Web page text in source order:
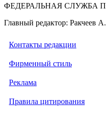
ФЕДЕРАЛЬНАЯ СЛУЖБА
Главный редактор: Ракчеев
Контакты редакции
Фирменный стиль
Реклама
Правила цитирования